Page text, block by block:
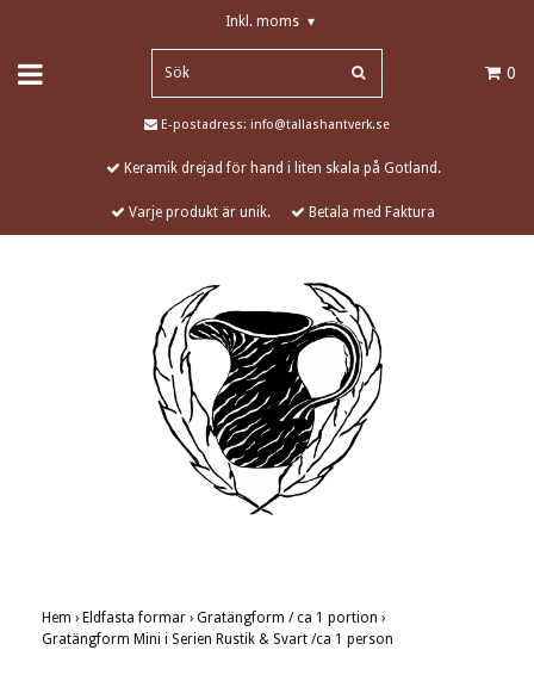
Inkl. moms ▾
0
E-postadress: info@tallashantverk.se
Keramik drejad för hand i liten skala på Gotland.
Varje produkt är unik. Betala med Faktura
Hem › Eldfasta formar › Gratängform / ca 1 portion ›
Gratängform Mini i Serien Rustik & Svart /ca 1 person